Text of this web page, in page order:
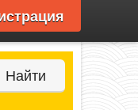
Найти